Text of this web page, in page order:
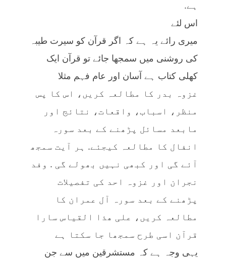
ہے.
اس لئے
میری رائے یہ ہے کہ اگر قرآن کو سیرت طیبہ
کی روشنی میں سمجھا جائے تو قرآن ایک
کھلی کتاب ہے آسان اور عام فہم مثلا
غزوہ بدر کا مطالعہ کریں، اس کا پس
منظر، اسباب، واقعات، نتائج اور
مابعد مسائل پڑھنے کے بعد سورہ
انفال کا مطالعہ کیجئے. ہر آیت سمجھ
آئے گی اور کبھی نہیں بھولے گی . وفد
نجران اور غزوہ احد کی تفصیلات
پڑھنے کے بعد سورہ آل عمران کا
مطالعہ کریں، علی ھذا القیاس سارا
قرآن اسی طرح سمجھا جا سکتا ہے
یہی وجہ ہے کہ مستشرقین میں سے جن